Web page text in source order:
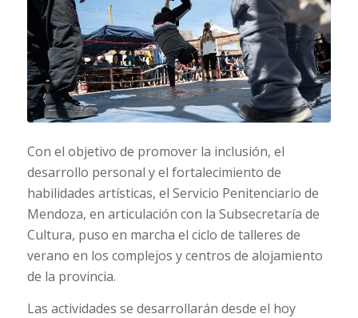
Con el objetivo de promover la inclusión, el
desarrollo personal y el fortalecimiento de
habilidades artísticas, el Servicio Penitenciario de
Mendoza, en articulación con la Subsecretaría de
Cultura, puso en marcha el ciclo de talleres de
verano en los complejos y centros de alojamiento
de la provincia.
Las actividades se desarrollarán desde el hoy